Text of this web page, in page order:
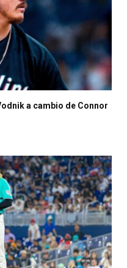
a cambio de Connor